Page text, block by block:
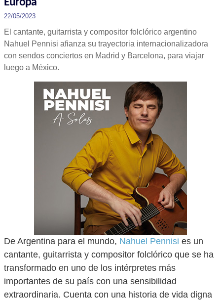
Europa
22/05/2023
El cantante, guitarrista y compositor folclórico argentino
Nahuel Pennisi afianza su trayectoria internacionalizadora
con sendos conciertos en Madrid y Barcelona, para viajar
luego a México.
De Argentina para el mundo, Nahuel Pennisi es un
cantante, guitarrista y compositor folclórico que se ha
transformado en uno de los intérpretes más
importantes de su país con una sensibilidad
extraordinaria. Cuenta con una historia de vida digna